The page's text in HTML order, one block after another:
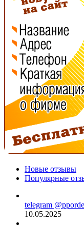
Новые отзывы
Популярные
telegram
10.05.2025